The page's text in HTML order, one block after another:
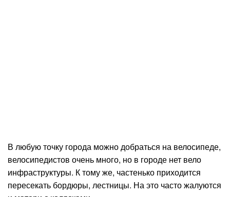
В любую точку города можно добраться на велосипеде,
велосипедистов очень много, но в городе нет вело
инфраструктуры. К тому же, частенько приходится
пересекать бордюры, лестницы. На это часто жалуются